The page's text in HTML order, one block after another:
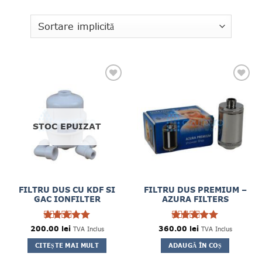
STOC EPUIZAT
FILTRU DUS CU KDF SI
GAC IONFILTER
Evaluat la
5din 5
200.00 lei TVA Inclus
CITEȘTE MAI MULT
FILTRU DUS PREMIUM –
AZURA FILTERS
Evaluat la
5din 5
360.00 lei TVA Inclus
ADAUGĂ ÎN COȘ